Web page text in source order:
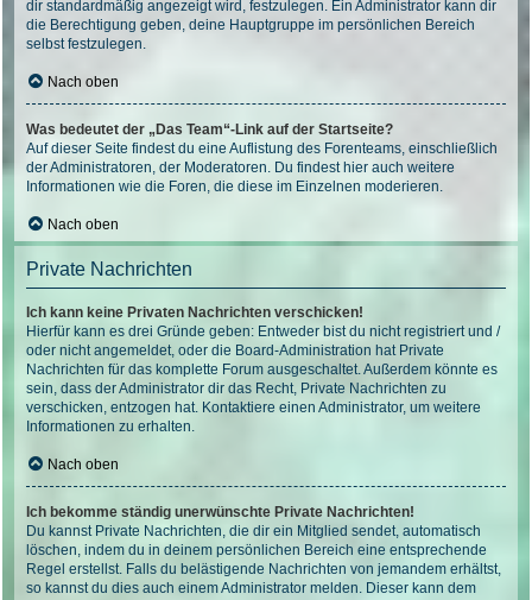
dir standardmäßig angezeigt wird, festzulegen. Ein Administrator kann dir
die Berechtigung geben, deine Hauptgruppe im persönlichen Bereich
selbst festzulegen.
Nach oben
Was bedeutet der „Das Team“-Link auf der Startseite?
Auf dieser Seite findest du eine Auflistung des Forenteams, einschließlich
der Administratoren, der Moderatoren. Du findest hier auch weitere
Informationen wie die Foren, die diese im Einzelnen moderieren.
Nach oben
Private Nachrichten
Ich kann keine Privaten Nachrichten verschicken!
Hierfür kann es drei Gründe geben: Entweder bist du nicht registriert und /
oder nicht angemeldet, oder die Board-Administration hat Private
Nachrichten für das komplette Forum ausgeschaltet. Außerdem könnte es
sein, dass der Administrator dir das Recht, Private Nachrichten zu
verschicken, entzogen hat. Kontaktiere einen Administrator, um weitere
Informationen zu erhalten.
Nach oben
Ich bekomme ständig unerwünschte Private Nachrichten!
Du kannst Private Nachrichten, die dir ein Mitglied sendet, automatisch
löschen, indem du in deinem persönlichen Bereich eine entsprechende
Regel erstellst. Falls du belästigende Nachrichten von jemandem erhältst,
so kannst du dies auch einem Administrator melden. Dieser kann dem